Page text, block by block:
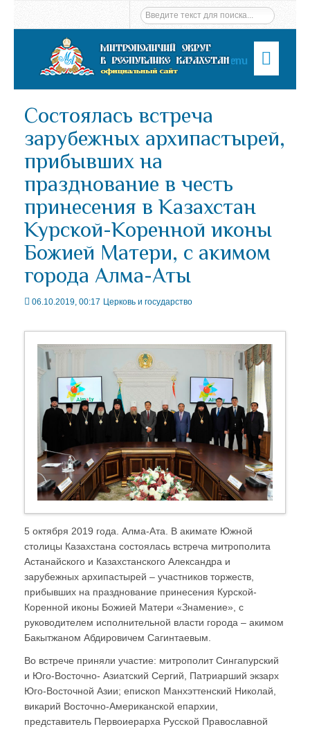
Menu
Состоялась встреча
зарубежных архипастырей,
прибывших на
празднование в честь
принесения в Казахстан
Курской-Коренной иконы
Божией Матери, с акимом
города Алма-Аты
06.10.2019, 00:17 Церковь и государство
5 октября 2019 года. Алма-Ата. В акимате Южной
столицы Казахстана состоялась встреча митрополита
Астанайского и Казахстанского Александра и
зарубежных архипастырей – участников торжеств,
прибывших на празднование принесения Курской-
Коренной иконы Божией Матери «Знамение», с
руководителем исполнительной власти города – акимом
Бакытжаном Абдировичем Сагинтаевым.
Во встрече приняли участие: митрополит Сингапурский
и Юго-Восточно- Азиатский Сергий, Патриарший экзарх
Юго-Восточной Азии; епископ Манхэттенский Николай,
викарий Восточно-Американской епархии,
представитель Первоиерарха Русской Православной